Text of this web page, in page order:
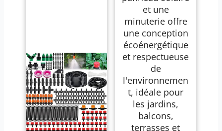
Automatique pour
Vacances Balcon
et une
minuterie offre
une conception
écoénergétique
et respectueuse
de
l'environnemen
t, idéale pour
les jardins,
balcons,
terrasses et